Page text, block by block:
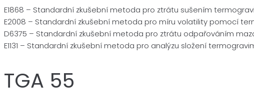
E1868 – Standardní zkušební metoda pro ztrátu sušením
E2008 – Standardní zkušební metoda pro míru volatility pomocí
D6375 – Standardní zkušební metoda pro ztrátu odpařováním
E1131 – Standardní zkušební metoda pro analýzu složení
TGA 55